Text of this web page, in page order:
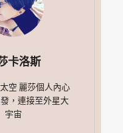
卡洛斯
空 麗莎個人內心
，連接至外星大
宇宙